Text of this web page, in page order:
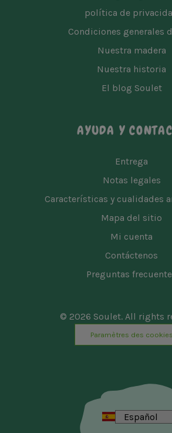
política de
Condiciones generales
Nuestra madera
Nuestra historia
El blog Soulet
AYUDA Y
Entrega
Notas legales
Características y cualidades
Mapa del sitio
Mi cuenta
Contáctenos
Preguntas
© 2026 Soulet. All rights
Paramètres des cookies